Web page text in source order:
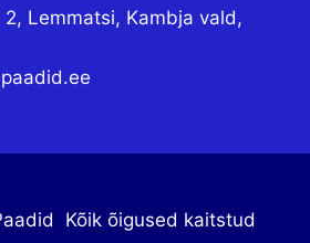
Lemmatsi, Kambja vald,
Kõik õigused kaitstud